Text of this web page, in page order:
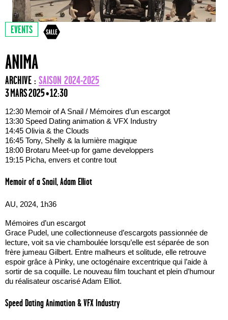
EVENTS
ANIMA
ARCHIVE : SAISON 2024-2025
3 MARS 2025 • 12:30
12:30 Memoir of A Snail / Mémoires d’un escargot
13:30 Speed Dating animation & VFX Industry
14:45 Olivia & the Clouds
16:45 Tony, Shelly & la lumière magique
18:00 Brotaru Meet-up for game developpers
19:15 Picha, envers et contre tout
Memoir of a Snail, Adam Elliot
AU, 2024, 1h36
Mémoires d’un escargot
Grace Pudel, une collectionneuse d’escargots passionnée de
lecture, voit sa vie chamboulée lorsqu’elle est séparée de son
frère jumeau Gilbert. Entre malheurs et solitude, elle retrouve
espoir grâce à Pinky, une octogénaire excentrique qui l’aide à
sortir de sa coquille. Le nouveau film touchant et plein d’humour
du réalisateur oscarisé Adam Elliot.
Speed Dating Animation & VFX Industry